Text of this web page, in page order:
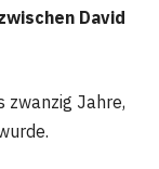
David
Jahre,